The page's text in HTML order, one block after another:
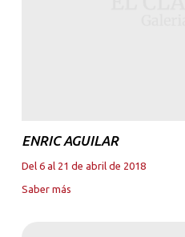
ENRIC AGUILAR
Del 6 al 21 de abril de 2018
Saber más